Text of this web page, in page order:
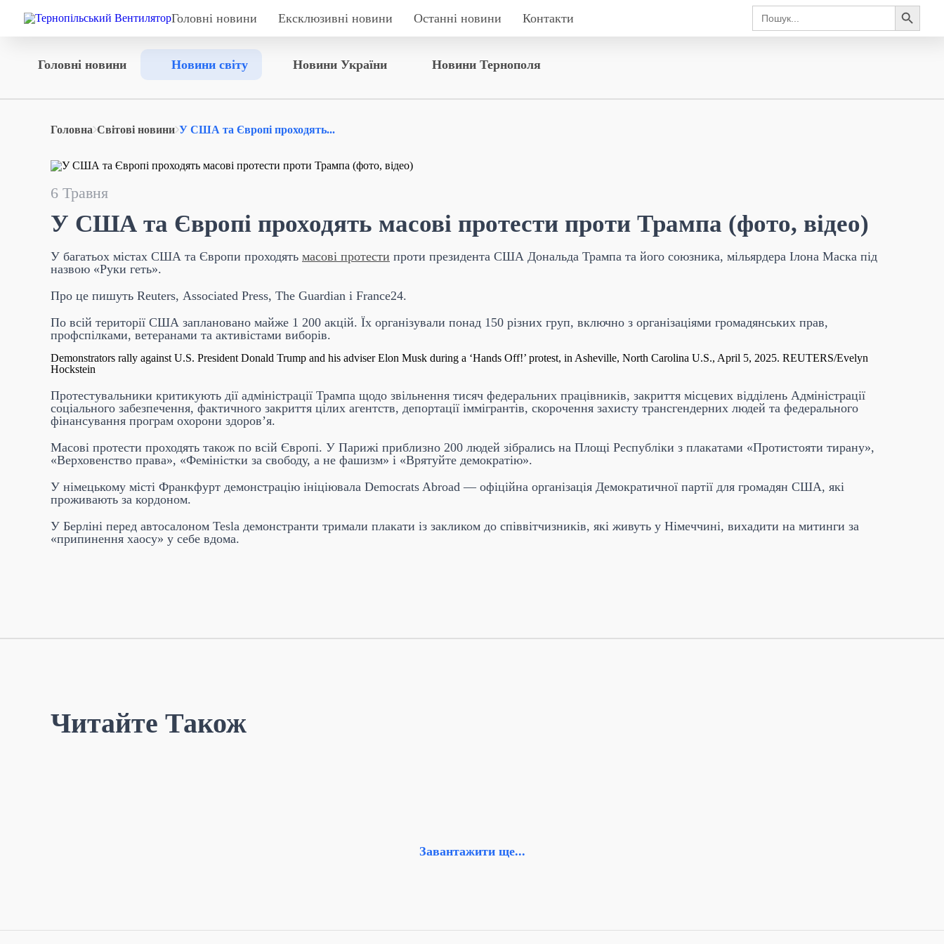
Головні новини Ексклюзивні новини Останні новини Контакти
Search
for:
Search Button
Головні новини Новини світу Новини України Новини Тернополя
Головна Світові новини У США та Європі проходять...
6 Травня
У США та Європі проходять масові протести проти Трампа (фото, відео)
У багатьох містах США та Європи проходять масові протести проти президента США Дональда Трампа та його союзника, мільярдера Ілона Маска під
назвою «Руки геть».
Про це пишуть Reuters, Associated Press, The Guardian і France24.
По всій території США заплановано майже 1 200 акцій. Їх організували понад 150 різних груп, включно з організаціями громадянських прав,
профспілками, ветеранами та активістами виборів.
Demonstrators rally against U.S. President Donald Trump and his adviser Elon Musk during a ‘Hands Off!’ protest, in Asheville, North Carolina U.S., April 5, 2025. REUTERS/Evelyn
Hockstein
Протестувальники критикують дії адміністрації Трампа щодо звільнення тисяч федеральних працівників, закриття місцевих відділень Адміністрації
соціального забезпечення, фактичного закриття цілих агентств, депортації іммігрантів, скорочення захисту трансгендерних людей та федерального
фінансування програм охорони здоровʼя.
Масові протести проходять також по всій Європі. У Парижі приблизно 200 людей зібрались на Площі Республіки з плакатами «Протистояти тирану»,
«Верховенство права», «Феміністки за свободу, а не фашизм» і «Врятуйте демократію».
У німецькому місті Франкфурт демонстрацію ініціювала Democrats Abroad — офіційна організація Демократичної партії для громадян США, які
проживають за кордоном.
У Берліні перед автосалоном Tesla демонстранти тримали плакати із закликом до співвітчизників, які живуть у Німеччині, вихадити на митинги за
«припинення хаосу» у себе вдома.
Читайте Також
Завантажити ще...